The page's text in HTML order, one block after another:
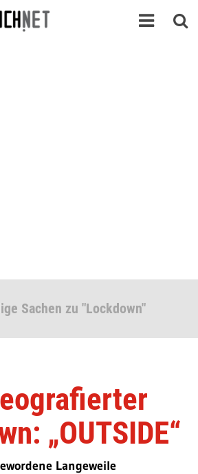
Sachen zu "Lockdown"
„OUTSIDE“
Langeweile